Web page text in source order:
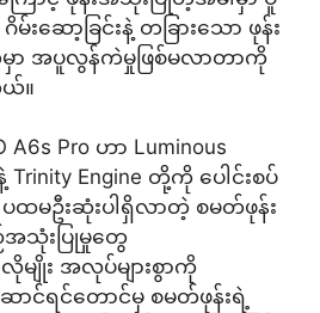
ဂိမ်းဆော့ခြင်းနဲ့ တခြားသော ဖုန်း
ာ အပူလွန်ကဲမှုဖြစ်မလာတာကို
ယ်။
Pro ဟာ Luminous
Trinity Engine တို့ကို ပေါင်းစပ်
ပထမဦးဆုံးပါရှိလာတဲ့ စမတ်ဖုန်း
ဉ်အသုံးပြုမှုတွေ
လိုမျိုး အလုပ်များစွာကို
င်ရင်တောင်မှ စမတ်ဖုန်းရဲ့